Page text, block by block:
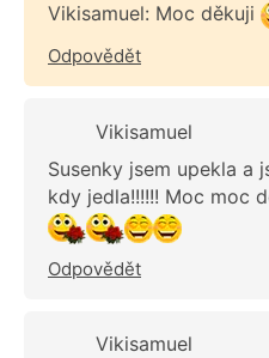
Vikisamuel: Moc děkuji
Odpovědět
Vikisamuel
Susenky jsem upekla a
kdy jedla!!!!!! Moc moc
Odpovědět
Vikisamuel